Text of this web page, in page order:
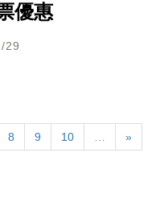
優惠
29
8 9 10 »